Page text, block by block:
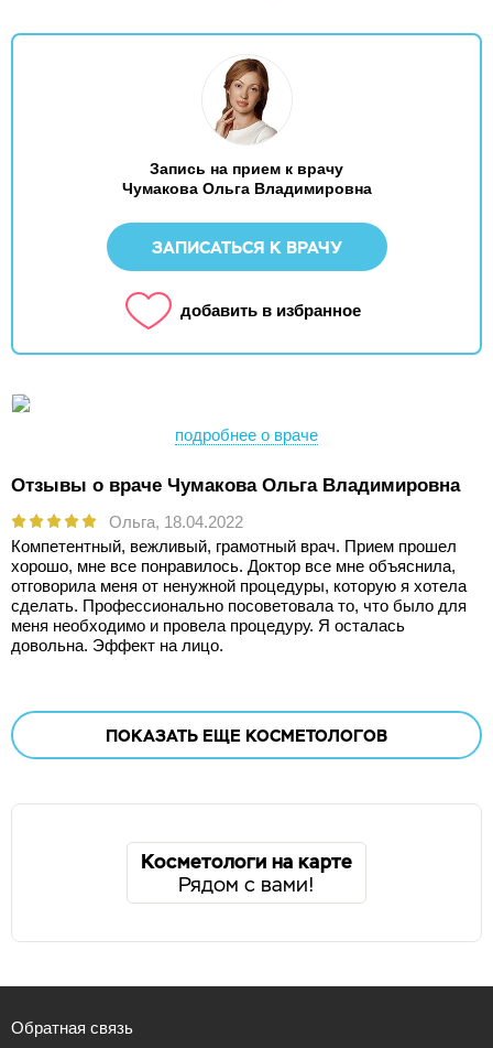
Запись на прием к врачу
Чумакова Ольга Владимировна
ЗАПИСАТЬСЯ К ВРАЧУ
добавить в избранное
подробнее о враче
Отзывы о враче Чумакова Ольга Владимировна
Ольга, 18.04.2022
Компетентный, вежливый, грамотный врач. Прием прошел
хорошо, мне все понравилось. Доктор все мне объяснила,
отговорила меня от ненужной процедуры, которую я хотела
сделать. Профессионально посоветовала то, что было для
меня необходимо и провела процедуру. Я осталась
довольна. Эффект на лицо.
ПОКАЗАТЬ ЕЩЕ КОСМЕТОЛОГОВ
Косметологи на карте
Рядом с вами!
Обратная связь